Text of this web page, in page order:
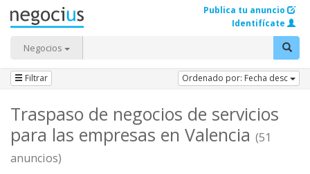
Negocios
Publica tu anuncio
Identifícate
Filtrar Ordenado por: Fecha desc
Traspaso de negocios de servicios
para las empresas en Valencia (51
anuncios)